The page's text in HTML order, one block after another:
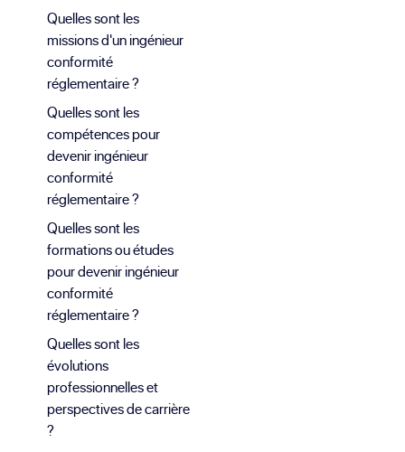
Quelles sont les
missions d'un ingénieur
conformité
réglementaire ?
Quelles sont les
compétences pour
devenir ingénieur
conformité
réglementaire ?
Quelles sont les
formations ou études
pour devenir ingénieur
conformité
réglementaire ?
Quelles sont les
évolutions
professionnelles et
perspectives de carrière
?